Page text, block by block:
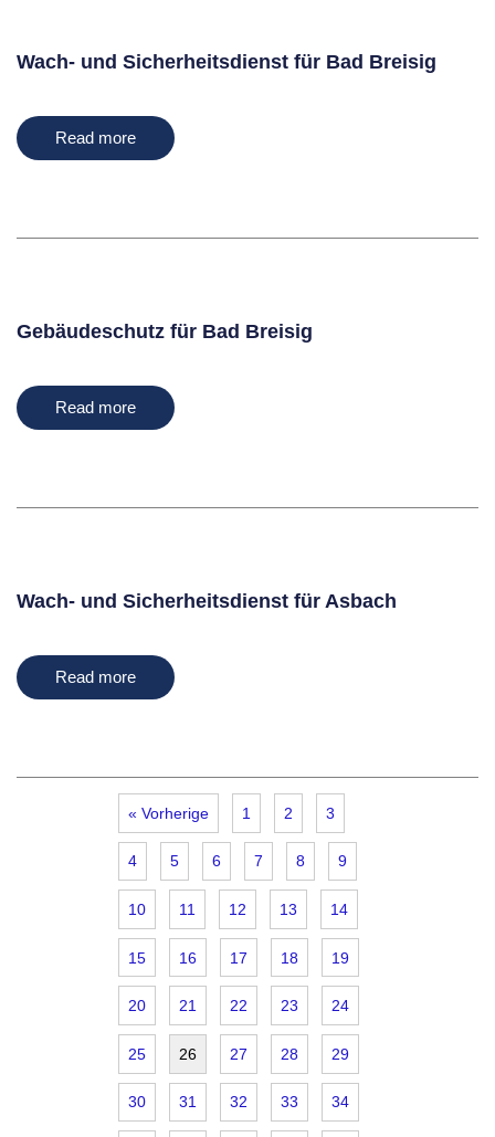
Wach- und Sicherheitsdienst für Bad Breisig
Read more
Gebäudeschutz für Bad Breisig
Read more
Wach- und Sicherheitsdienst für Asbach
Read more
« Vorherige 1 2 3
4 5 6 7 8 9
10 11 12 13 14
15 16 17 18 19
20 21 22 23 24
25 26 27 28 29
30 31 32 33 34